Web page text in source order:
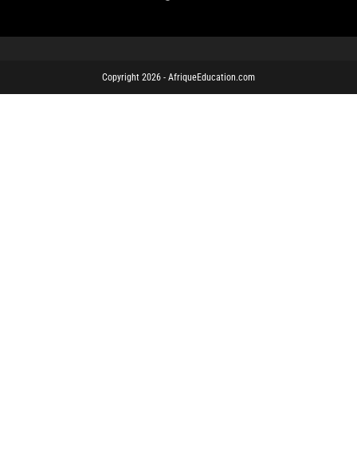
Copyright 2026 - AfriqueEducation.com